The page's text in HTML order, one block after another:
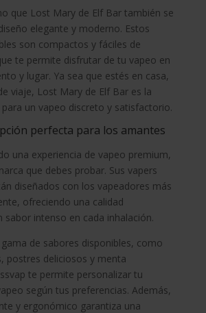
que Lost Mary de Elf Bar también se
elegante y moderno. Estos
son compactos y fáciles de
te permite disfrutar de tu vapeo en
y lugar. Ya sea que estés en casa,
viaje, Lost Mary de Elf Bar es la
un vapeo discreto y satisfactorio.
perfecta para los amantes
una experiencia de vapeo premium,
que debes probar. Sus vapers
diseñados con los vapeadores más
ofreciendo una calidad
sabor intenso en cada inhalación.
de sabores disponibles, como
postres deliciosos y menta
te permite personalizar tu
según tus preferencias. Además,
y ergonómico garantiza una